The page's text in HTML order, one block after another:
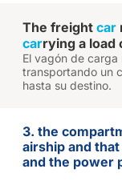
The freight car
carrying a load
El vagón de carga
transportando un
hasta su destino.
3. the
airship and
and the power